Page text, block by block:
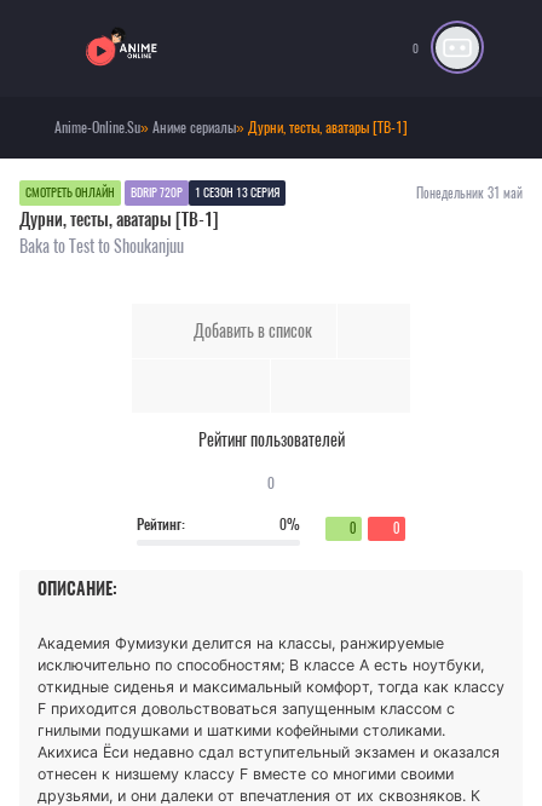
0
Anime-Online.Su»Аниме сериалы» Дурни, тесты, аватары [ТВ-1]
СМОТРЕТЬ ОНЛАЙН BDRIP 720P 1 СЕЗОН 13 СЕРИЯ Понедельник 31 май
Дурни, тесты, аватары [ТВ-1]
Baka to Test to Shoukanjuu
Добавить в список
Рейтинг пользователей
0
Рейтинг:
0% 0 0
ОПИСАНИЕ:
Академия Фумизуки делится на классы, ранжируемые
исключительно по способностям; В классе A есть ноутбуки,
откидные сиденья и максимальный комфорт, тогда как классу
F приходится довольствоваться запущенным классом с
гнилыми подушками и шаткими кофейными столиками.
Акихиса Ёси недавно сдал вступительный экзамен и оказался
отнесен к низшему классу F вместе со многими своими
друзьями, и они далеки от впечатления от их сквозняков. К